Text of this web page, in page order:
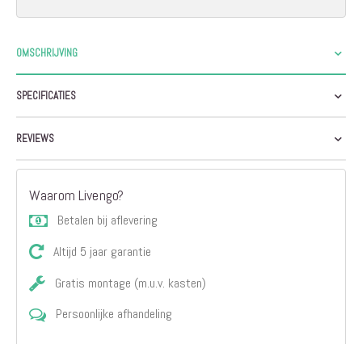
OMSCHRIJVING
SPECIFICATIES
REVIEWS
Waarom Livengo?
Betalen bij aflevering
Altijd 5 jaar garantie
Gratis montage (m.u.v. kasten)
Persoonlijke afhandeling